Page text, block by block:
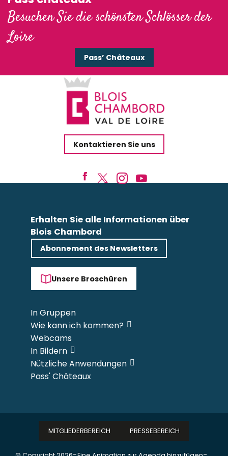
Besuchen Sie die schönsten Schlösser der
Loire
Pass’ Châteaux
Kontaktieren Sie uns
Erhalten Sie alle Informationen über
Blois Chambord
Abonnement des Newsletters
Unsere Broschüren
In Gruppen
Wie kann ich kommen?
Webcams
In Bildern
Nützliche Anwendungen
Pass' Châteaux
MITGLIEDERBEREICH PRESSEBEREICH